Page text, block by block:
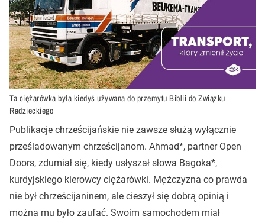
Ta ciężarówka była kiedyś używana do przemytu Biblii do Związku
Radzieckiego
Publikacje chrześcijańskie nie zawsze służą wyłącznie
prześladowanym chrześcijanom. Ahmad*, partner Open
Doors, zdumiał się, kiedy usłyszał słowa Bagoka*,
kurdyjskiego kierowcy ciężarówki. Mężczyzna co prawda
nie był chrześcijaninem, ale cieszył się dobrą opinią i
można mu było zaufać. Swoim samochodem miał